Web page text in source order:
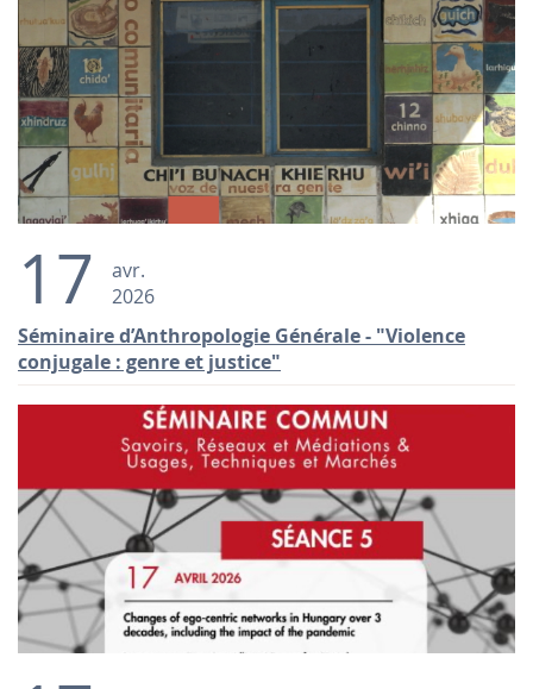
17
avr.
2026
Séminaire d’Anthropologie Générale - "Violence
conjugale : genre et justice"